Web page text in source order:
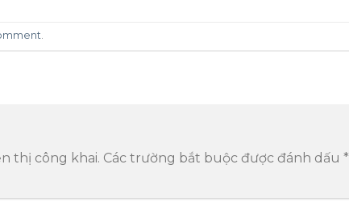
thị công khai. Các trường bắt buộc được đánh dấu *